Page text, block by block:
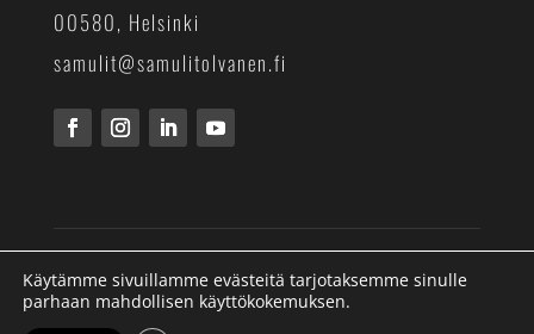
00580, Helsinki
samulit@samulitolvanen.fi
© Samuli Tolvanen Valmennukset Oy
Käytämme sivuillamme evästeitä tarjotaksemme sinulle
parhaan mahdollisen käyttökokemuksen.